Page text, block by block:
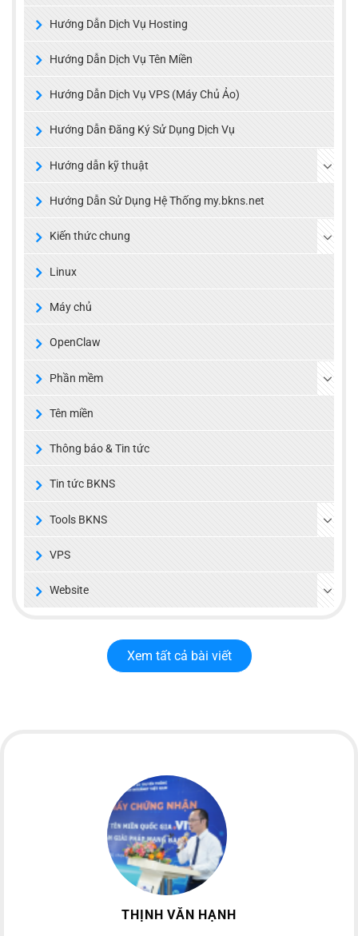
Hướng Dẫn Dịch Vụ Hosting
Hướng Dẫn Dịch Vụ Tên Miền
Hướng Dẫn Dịch Vụ VPS (Máy Chủ Ảo)
Hướng Dẫn Đăng Ký Sử Dụng Dịch Vụ
Hướng dẫn kỹ thuật
Hướng Dẫn Sử Dụng Hệ Thống my.bkns.net
Kiến thức chung
Linux
Máy chủ
OpenClaw
Phần mềm
Tên miền
Thông báo & Tin tức
Tin tức BKNS
Tools BKNS
VPS
Website
Xem tất cả bài viết
THỊNH VĂN HẠNH